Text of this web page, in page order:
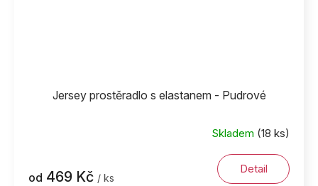
Jersey prostěradlo s elastanem - Pudrové
Skladem (18 ks)
od 469 Kč / ks
Detail